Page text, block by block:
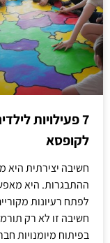
7 פעילויות
לקופסא
חשיבה יצירתית היא
ההתבגרות. היא
לפתח רעיונות
חשיבה זו לא רק
בפיתוח מיומנויות